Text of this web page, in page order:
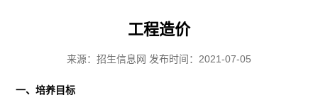
工程造价
来源：招生信息网 发布时间：2021-07-05
一、培养目标